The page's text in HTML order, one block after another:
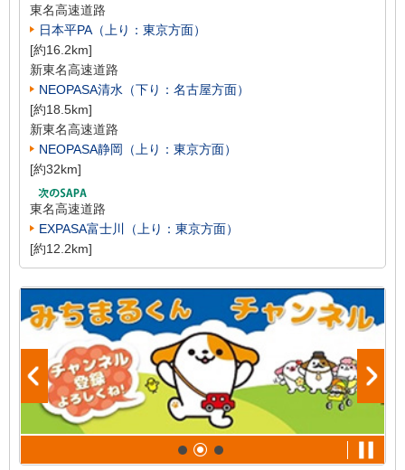
東名高速道路
日本平PA（上り：東京方面）
[約16.2km]
新東名高速道路
NEOPASA清水（下り：名古屋方面）
[約18.5km]
新東名高速道路
NEOPASA静岡（上り：東京方面）
[約32km]
東名高速道路
EXPASA富士川（上り：東京方面）
[約12.2km]